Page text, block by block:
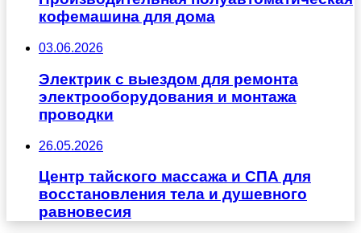
кофемашина для дома
03.06.2026
Электрик с выездом для ремонта
электрооборудования и монтажа
проводки
26.05.2026
Центр тайского массажа и СПА для
восстановления тела и душевного
равновесия